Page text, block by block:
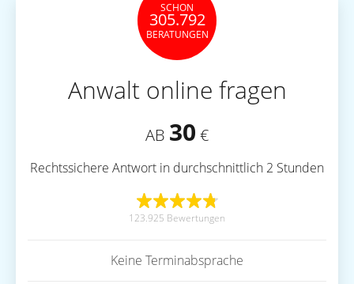
SCHON
305.792
BERATUNGEN
Anwalt online fragen
AB 30 €
Rechtssichere Antwort in durchschnittlich 2 Stunden
123.925 Bewertungen
Keine Terminabsprache